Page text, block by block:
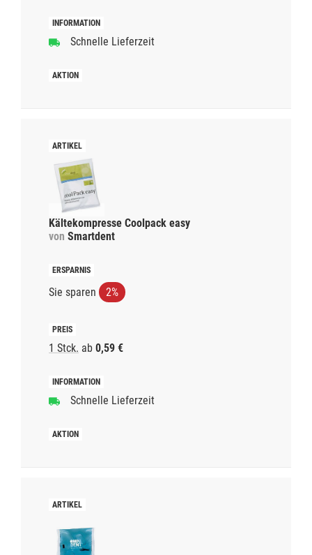
Schnelle Lieferzeit
Kältekompresse Coolpack easy
von Smartdent
Sie sparen 2%
1 Stck. ab 0,59 €
Schnelle Lieferzeit